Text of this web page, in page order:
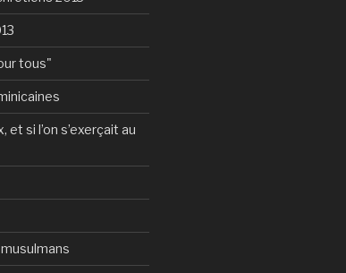
tous"
et si l’on s’exerçait au